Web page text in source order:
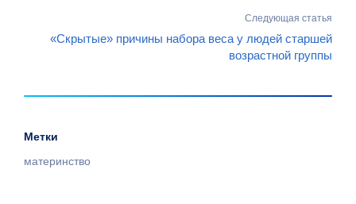
Следующая статья
«Скрытые» причины набора веса у людей старшей
возрастной группы
Метки
материнство